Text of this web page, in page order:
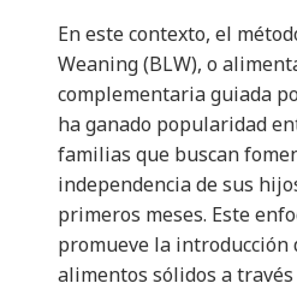
En este contexto, el
Weaning (BLW), o
complementaria guiada
ha ganado popularidad
familias que buscan
independencia de sus
primeros meses. Este
promueve la introducción
alimentos sólidos a